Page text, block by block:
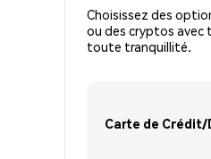
Choisissez des
ou des cryptos avec
toute tranquillité.
Carte de